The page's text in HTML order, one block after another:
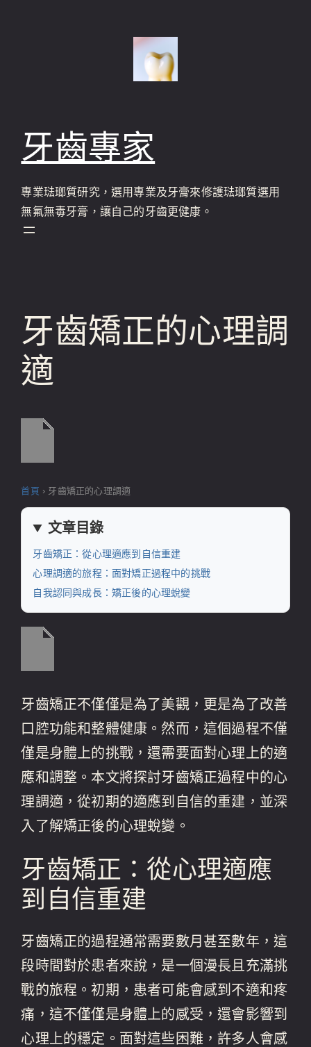
牙齒專家
專業琺瑯質研究，選用專業及牙膏來修護琺瑯質選用
無氟無毒牙膏，讓自己的牙齒更健康。
牙齒矯正的心理調
適
首頁 › 牙齒矯正的心理調適
文章目錄
牙齒矯正：從心理適應到自信重建
心理調適的旅程：面對矯正過程中的挑戰
自我認同與成長：矯正後的心理蛻變
牙齒矯正不僅僅是為了美觀，更是為了改善
口腔功能和整體健康。然而，這個過程不僅
僅是身體上的挑戰，還需要面對心理上的適
應和調整。本文將探討牙齒矯正過程中的心
理調適，從初期的適應到自信的重建，並深
入了解矯正後的心理蛻變。
牙齒矯正：從心理適應
到自信重建
牙齒矯正的過程通常需要數月甚至數年，這
段時間對於患者來說，是一個漫長且充滿挑
戰的旅程。初期，患者可能會感到不適和疼
痛，這不僅僅是身體上的感受，還會影響到
心理上的穩定。面對這些困難，許多人會感